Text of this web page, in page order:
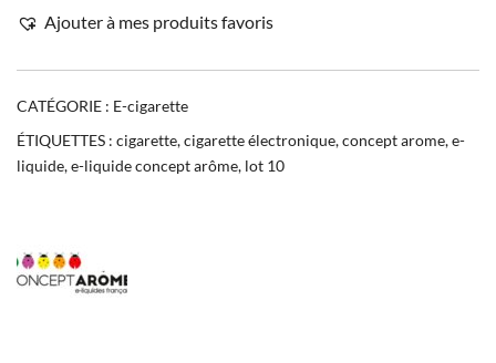
Ajouter à mes produits favoris
CATÉGORIE : E-cigarette
ÉTIQUETTES : cigarette,cigarette électronique,concept arome,e-
liquide,e-liquide concept arôme, lot 10